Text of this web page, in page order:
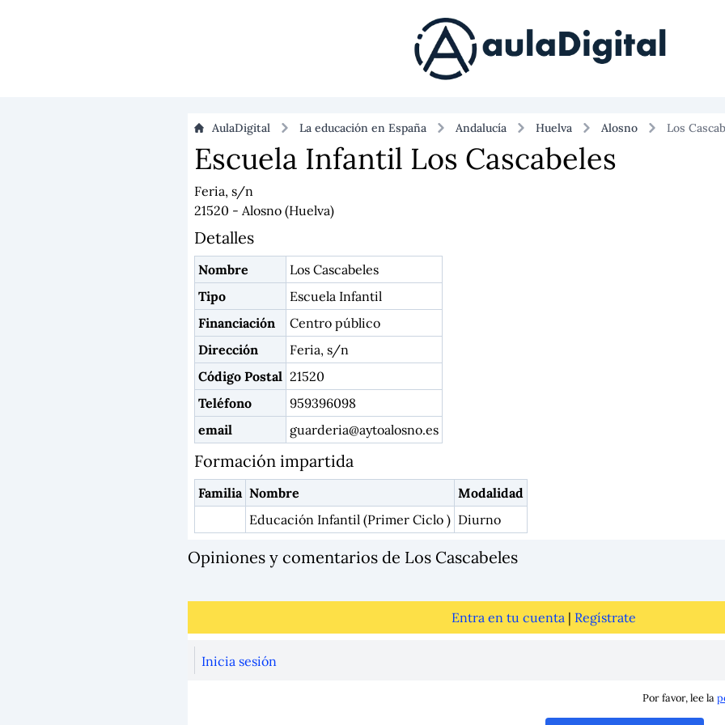
AulaDigital La educación en España Andalucía Huelva Alosno Los
Escuela Infantil Los Cascabeles
Feria, s/n
21520 - Alosno (Huelva)
Detalles
Nombre
Los Cascabeles
Tipo
Escuela Infantil
Financiación
Centro público
Dirección
Feria, s/n
Código Postal 21520
Teléfono
959396098
email
guarderia@aytoalosno.es
Formación impartida
Familia Nombre
Modalidad
Educación Infantil (Primer Ciclo ) Diurno
Opiniones y comentarios de Los Cascabeles
Entra en tu cuenta | Regístrate
Inicia sesión
Por favor, lee la